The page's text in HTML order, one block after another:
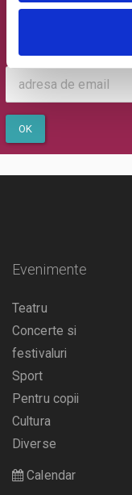
Email
OK
Evenimente
Teatru
Concerte si
festivaluri
Sport
Pentru copii
Cultura
Diverse
Calendar